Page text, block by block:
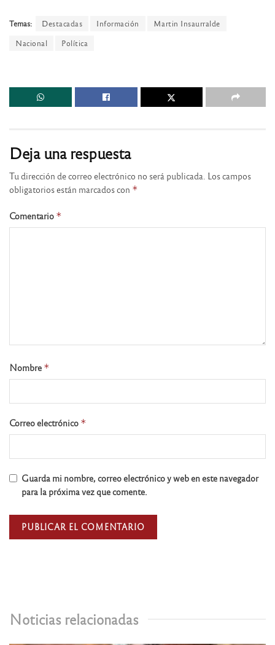
Temas: Destacadas Información
Martin Insaurralde
Nacional
Política
Noticias relacionadas
Deja una respuesta
Tu dirección de correo electrónico no será publicada. Los campos
obligatorios están marcados con *
Comentario *
Nombre *
Correo electrónico *
Guarda mi nombre, correo electrónico y web en este navegador
para la próxima vez que comente.